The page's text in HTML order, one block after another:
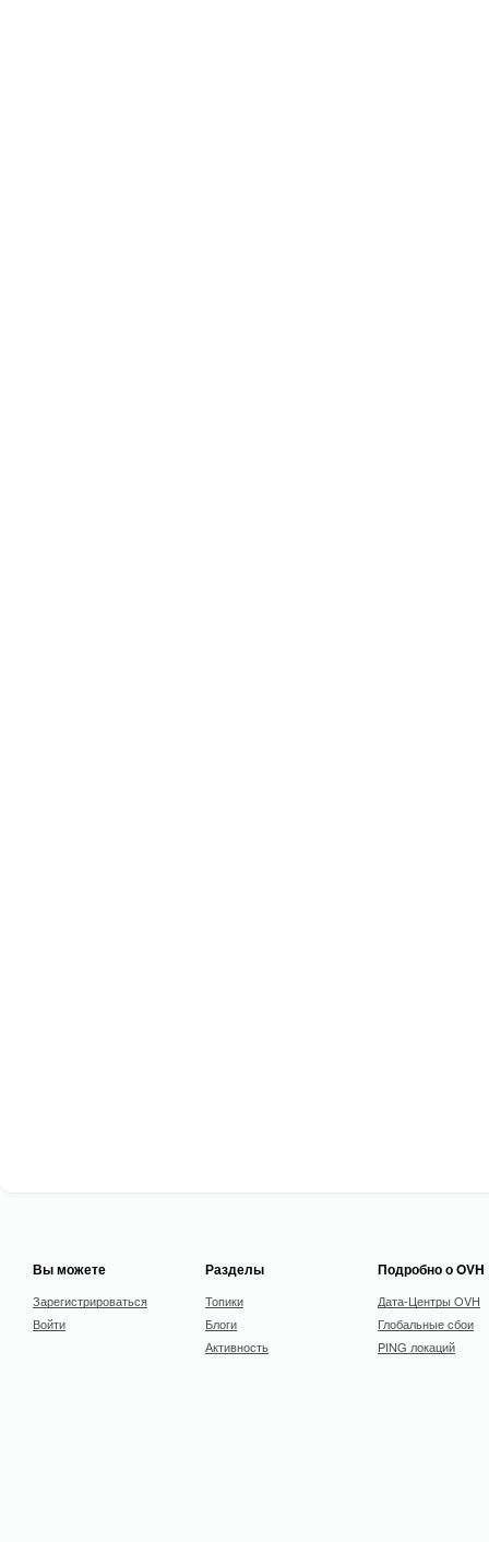
Вы можете
Зарегистрироваться
Войти
Разделы
Топики
Блоги
Активность
Подробно о OVH
Дата-Центры OVH
Глобальные сбои
PING локаций